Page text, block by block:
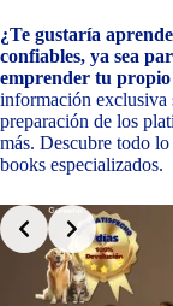
¿Te gustaría
confiables, ya sea
emprender tu propio
información exclusiva
preparación de los
más. Descubre todo
books especializados.
Slide 2 of 8